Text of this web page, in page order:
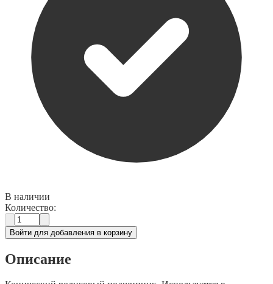
В наличии
Количество:
Войти для добавления в корзину
Описание